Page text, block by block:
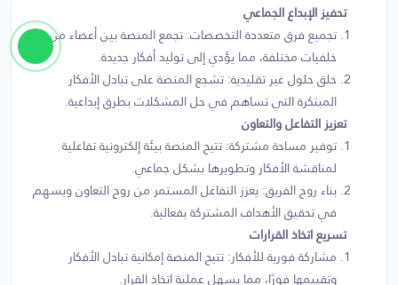
تحفيز الإبداع الجماعي
تجميع فرق متعددة التخصصات: تجمع المنصة بين أعضاء من
خلفيات مختلفة، مما يؤدي إلى توليد أفكار جديدة.
خلق حلول غير تقليدية: تشجع المنصة على تبادل الأفكار
المبتكرة التي تساهم في حل المشكلات بطرق إبداعية.
تعزيز التفاعل والتعاون
توفير مساحة مشتركة: تتيح المنصة بيئة إلكترونية تفاعلية
لمناقشة الأفكار وتطويرها بشكل جماعي.
بناء روح الفريق: يعزز التفاعل المستمر من روح التعاون ويسهم
في تحقيق الأهداف المشتركة بفعالية.
تسريع اتخاذ القرارات
مشاركة فورية للأفكار: تتيح المنصة إمكانية تبادل الأفكار
وتقييمها فورًا، مما يسهل عملية اتخاذ القرار.